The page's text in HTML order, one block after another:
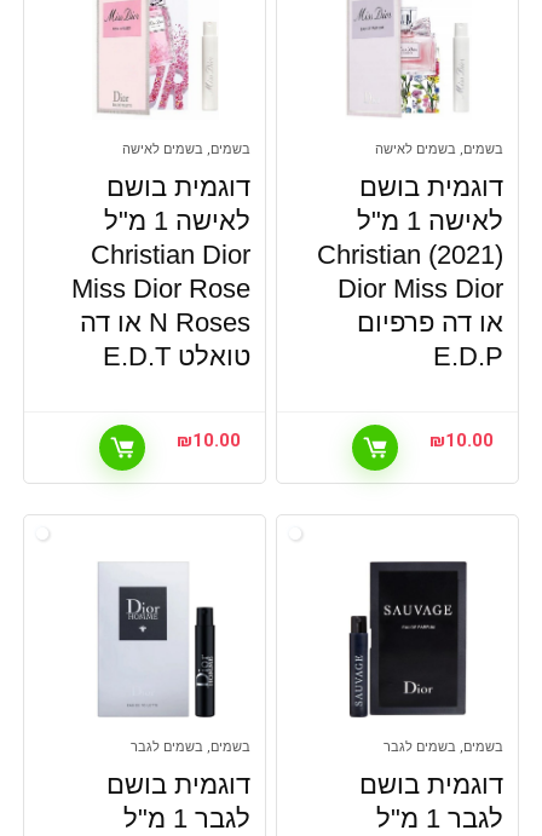
בשמים, בשמים לאישה
דוגמית בושם
לאישה 1 מ"ל
(2021) Christian
Dior Miss Dior
או דה פרפיום
E.D.P
₪10.00
בשמים, בשמים לאישה
דוגמית בושם
לאישה 1 מ"ל
Christian Dior
Miss Dior Rose
N Roses או דה
טואלט E.D.T
₪10.00
בשמים, בשמים לגבר
דוגמית בושם
לגבר 1 מ"ל
בשמים, בשמים לגבר
דוגמית בושם
לגבר 1 מ"ל